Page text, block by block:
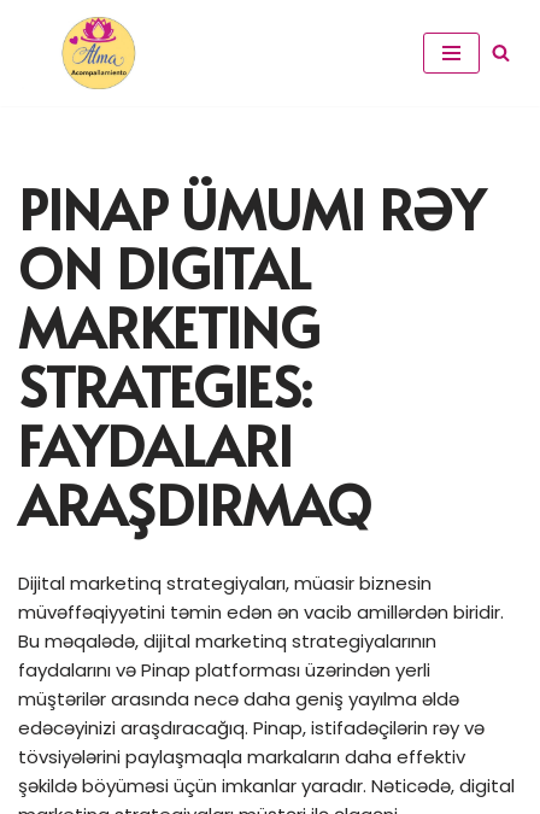
Saltar
PINAP ÜMUMI RƏY
ON DIGITAL
MARKETING
STRATEGIES:
FAYDALARI
ARAŞDIRMAQ
Dijital marketinq strategiyaları, müasir biznesin
müvəffəqiyyətini təmin edən ən vacib amillərdən biridir.
Bu məqalədə, dijital marketinq strategiyalarının
faydalarını və Pinap platforması üzərindən yerli
müştərilər arasında necə daha geniş yayılma əldə
edəcəyinizi araşdıracağıq. Pinap, istifadəçilərin rəy və
tövsiyələrini paylaşmaqla markaların daha effektiv
şəkildə böyüməsi üçün imkanlar yaradır. Nəticədə, digital